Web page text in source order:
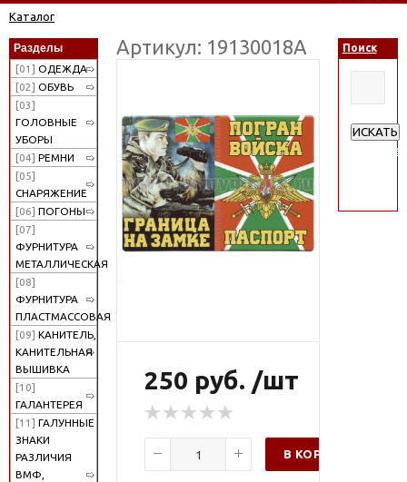
Каталог
Разделы
[01] ОДЕЖДА
[02] ОБУВЬ
[03]
ГОЛОВНЫЕ
УБОРЫ
[04] РЕМНИ
[05]
СНАРЯЖЕНИЕ
[06] ПОГОНЫ
[07]
ФУРНИТУРА
МЕТАЛЛИЧЕСКАЯ
[08]
ФУРНИТУРА
ПЛАСТМАССОВАЯ
[09] КАНИТЕЛЬ,
КАНИТЕЛЬНАЯ
ВЫШИВКА
[10]
ГАЛАНТЕРЕЯ
[11] ГАЛУННЫЕ
ЗНАКИ
РАЗЛИЧИЯ
ВМФ,
Артикул: 19130018А
250 руб. /шт
В КОРЗИНУ
Поиск
ИСКАТЬ